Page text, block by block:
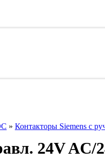
» Контакторы Siemens с
24V AC/